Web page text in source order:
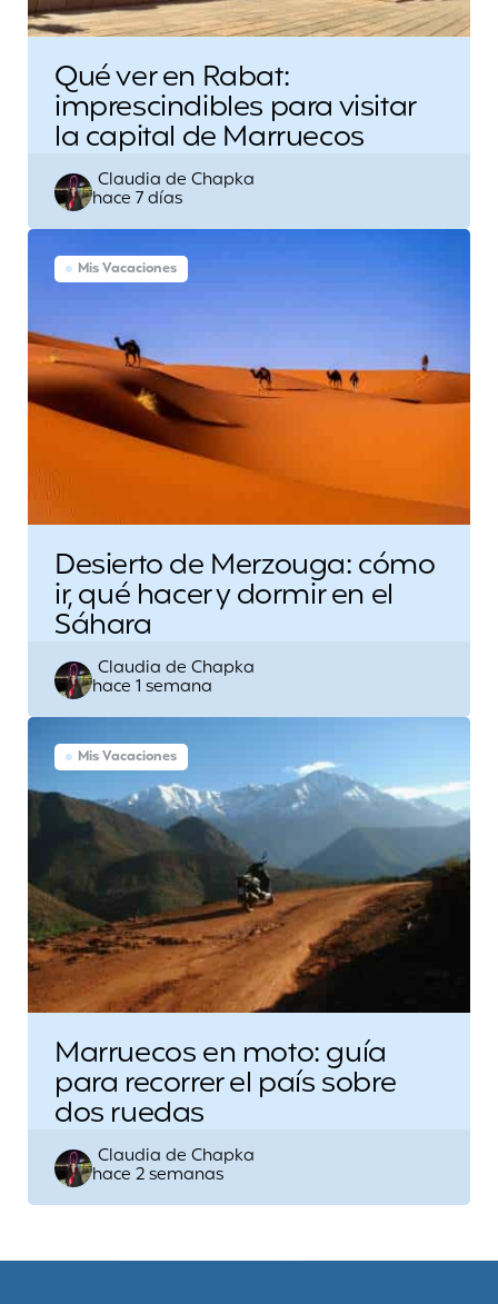
Qué ver en Rabat:
imprescindibles para visitar
la capital de Marruecos
Escrito
por
Claudia de Chapka
hace 7 días
Mis Vacaciones
Desierto de Merzouga: cómo
ir, qué hacer y dormir en el
Sáhara
Escrito
por
Claudia de Chapka
hace 1 semana
Mis Vacaciones
Marruecos en moto: guía
para recorrer el país sobre
dos ruedas
Escrito
por
Claudia de Chapka
hace 2 semanas